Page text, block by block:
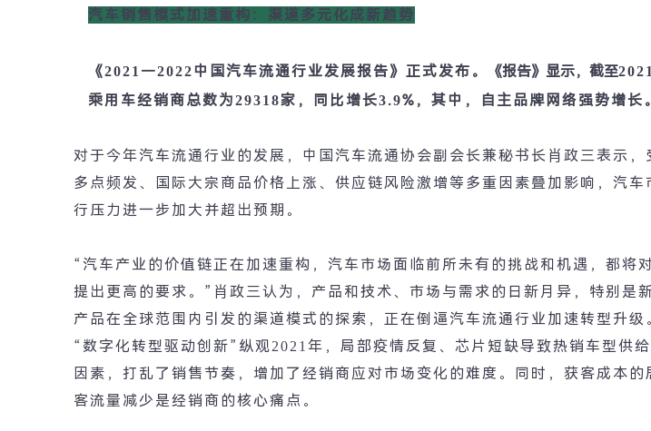
汽车销售模式加速重构：渠道多元化成新趋势
《2021—2022中国汽车流通行业发展报告》正式发布。 《报告》显示， 截至2021
乘用车经销商总数为29318家，同比增长3.9% ，其中，自主品牌网络强势增长。
对于今年汽车流通行业的发展，中国汽车流通协会副会长兼秘书长肖政三表示，
多点频发、国际大宗商品价格上涨、供应链风险激增等多重因素叠加影响，汽车
行压力进一步加大并超出预期。
“汽车产业的价值链正在加速重构，汽车市场面临前所未有的挑战和机遇，都将
提出更高的要求。 ” 肖政三认为，产品和技术、市场与需求的日新月异，特别是
产品在全球范围内引发的渠道模式的探索，正在倒逼汽车流通行业加速转型升级
“ 数字化转型驱动创新” 纵观2021年，局部疫情反复、芯片短缺导致热销车型供
因素，打乱了销售节奏，增加了经销商应对市场变化的难度。同时，获客成本的
客流量减少是经销商的核心痛点。